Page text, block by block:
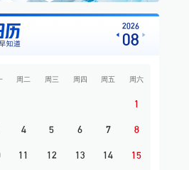
场行情整体上行 中国稀土归母净
增长46.53%
2026
08
周二 周三 周四 周五 周六
1
4 5 6 7 8
11 12 13 14 15